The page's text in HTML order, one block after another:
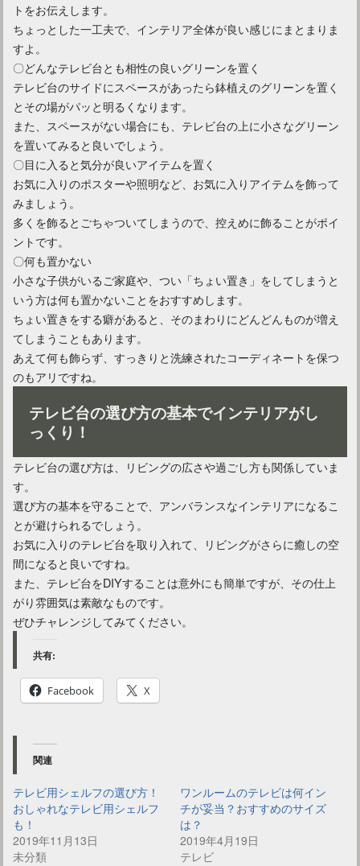
トをお伝えします。
ちょっとした一工夫で、インテリア全体が良い感じにまとまりま
すよ。
〇どんなテレビ台とも相性の良いグリーンを置く
テレビ台のサイドにスペースがあったら鉢植えのグリーンを置く
とその場がパッと明るくなります。
また、スペースがない場合にも、テレビ台の上に小さなグリーン
を置いてみると良いでしょう。
〇目に入ると気分が良いアイテムを置く
お気に入りのポスターや照明など、お気に入りアイテムを飾って
みましょう。
多くを飾るとごちゃついてしまうので、控えめに飾ることがポイ
ントです。
〇何も置かない
小さな子供がいるご家庭や、つい「ちょい置き」をしてしまうと
いう方は何も置かないことをおすすめします。
ちょい置きをする癖があると、そのまわりにどんどんものが増え
てしまうこともあります。
あえて何も飾らず、すっきりと洗練されたコーディネートを保つ
のもアリですね。
テレビ台の選び方の基本でインテリアがし
っくり！
テレビ台の選び方は、リビングの広さや過ごし方も関係していま
す。
選び方の基本を守ることで、アンバランスなインテリアになるこ
とが避けられるでしょう。
お気に入りのテレビ台を取り入れて、リビングがさらに癒しの空
間になると良いですね。
また、テレビ台をDIYすることは意外にも簡単ですが、その仕上
がり雰囲気は素敵なものです。
ぜひチャレンジしてみてください。
共有:
Facebook X
関連
テレビ用シェルフの選び方！
おしゃれなテレビ用シェルフ
も！
2019年11月13日
未分類
ワンルームのテレビは何イン
チが妥当？おすすめのサイズ
は？
2019年4月19日
テレビ